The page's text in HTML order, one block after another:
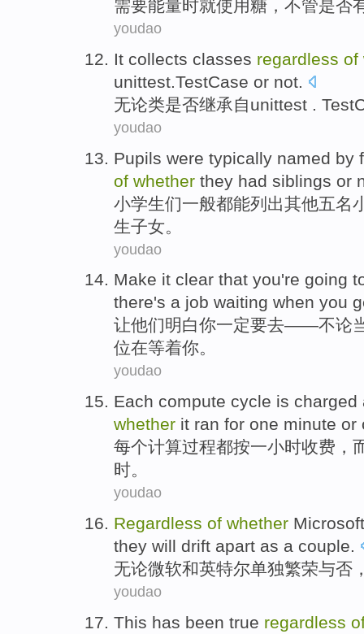
需要能量时就使用糖 ，不管是否
youdao
It collects classes regardless of
unittest.TestCase or not.
无论类是否继承 自unittest .
youdao
Pupils were typically named by
of whether they had siblings or
小学生们一般都能列出其他五名
生子女。
youdao
Make it clear that you're going
there's a job waiting when you
让他们明白你一定要去——不论
位在等着你。
youdao
Each compute cycle is charged
whether it ran for one minute or
每个计算过程都按一小时收费 ，
时。
youdao
Regardless of whether Microsoft
they will drift apart as a couple.
无论微软和英特尔单独繁荣与否
youdao
This has been true regardless